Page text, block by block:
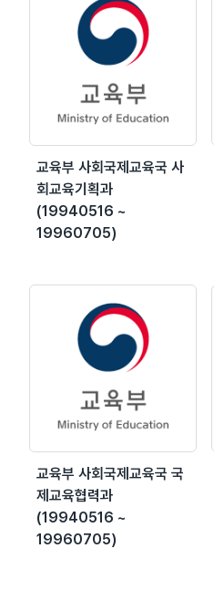
교육부 사회국제교육국 사
회교육기획과
(19940516 ~
19960705)
교육부 사회국제교육국 국
제교육협력과
(19940516 ~
19960705)